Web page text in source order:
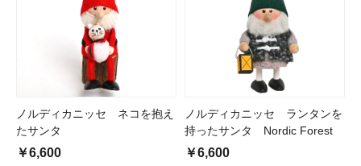
ノルディカニッセ ネコを抱え
たサンタ
￥6,600
ノルディカニッセ ランタンを
持ったサンタ Nordic Forest
￥6,600